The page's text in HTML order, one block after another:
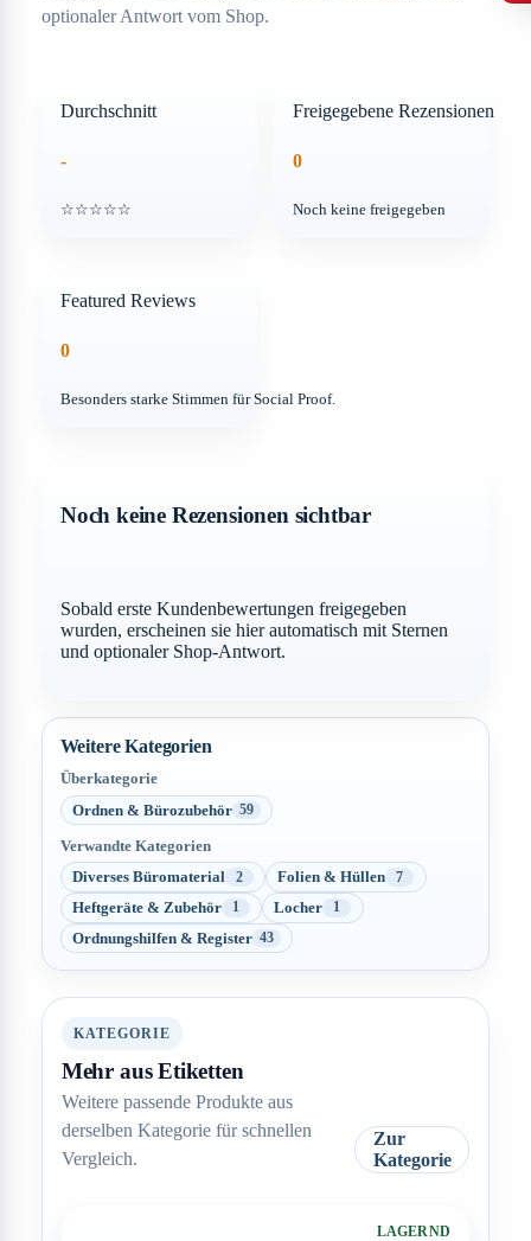
optionaler Antwort vom Shop.
Durchschnitt
-
☆☆☆☆☆
Freigegebene Rezensionen
0
Noch keine freigegeben
Featured Reviews
0
Besonders starke Stimmen für Social Proof.
Noch keine Rezensionen sichtbar
Sobald erste Kundenbewertungen freigegeben
wurden, erscheinen sie hier automatisch mit Sternen
und optionaler Shop-Antwort.
Weitere Kategorien
Überkategorie
Ordnen & Bürozubehör 59
Verwandte Kategorien
Diverses Büromaterial
2 Folien & Hüllen 7
Heftgeräte & Zubehör 1 Locher 1
Ordnungshilfen & Register 43
KATEGORIE
Mehr aus Etiketten
Weitere passende Produkte aus
derselben Kategorie für schnellen
Vergleich.
Zur
Kategorie
LAGERND